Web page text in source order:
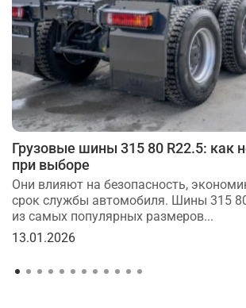
Грузовые шины 315 80 R22.5: как
при выборе
Они влияют на безопасность,
срок службы автомобиля. Шины 315
из самых популярных размеров...
13.01.2026